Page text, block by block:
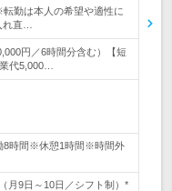
勤は本人の希望や適性に
れ直…
円／6時間分含む）【短
代5,000…
8時間※休憩1時間※時間外
月9日～10日／シフト制）*